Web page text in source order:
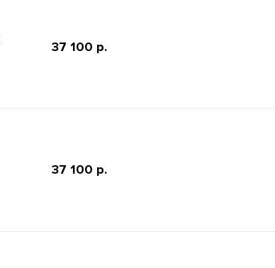
37 100 р.
37 100 р.